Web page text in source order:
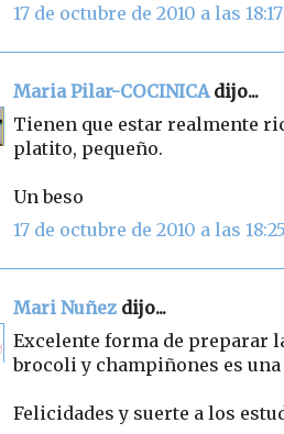
17 de octubre de 2010 a las 18:17
Maria Pilar-COCINICAdijo...
Tienen que estar realmente
platito, pequeño.
Un beso
17 de octubre de 2010 a las 18:25
Mari Nuñez dijo...
Excelente forma de preparar
brocoli y champiñones es
Felicidades y suerte a los